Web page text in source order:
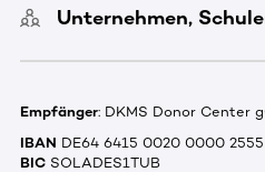
Unternehmen,
Empfänger: DKMS Donor Center
IBAN DE64 6415 0020 0000
BIC SOLADES1TUB